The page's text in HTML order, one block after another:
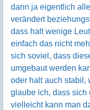
dann ja eigentlich
verändert
dass halt wenige
einfach das nicht
sich soviel, dass
umgebaut werden
oder halt auch stabil,
glaube ich, dass sich
vielleicht kann man